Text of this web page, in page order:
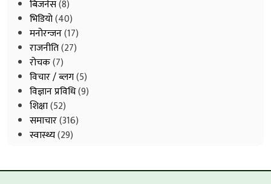
बिजनेस(8)
भिडियाे(40)
मनोरन्जन(17)
राजनीति(27)
रोचक(7)
विचार / ब्लग(5)
विज्ञान प्रविधि(9)
शिक्षा(52)
समाचार(316)
स्वास्थ्य(29)